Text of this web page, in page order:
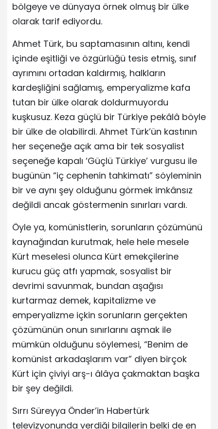
bölgeye ve dünyaya örnek olmuş bir ülke
olarak tarif ediyordu.
Ahmet Türk, bu saptamasının altını, kendi
içinde eşitliği ve özgürlüğü tesis etmiş, sınıf
ayrımını ortadan kaldırmış, halkların
kardeşliğini sağlamış, emperyalizme kafa
tutan bir ülke olarak doldurmuyordu
kuşkusuz. Keza güçlü bir Türkiye pekâlâ böyle
bir ülke de olabilirdi. Ahmet Türk’ün kastının
her seçeneğe açık ama bir tek sosyalist
seçeneğe kapalı ‘Güçlü Türkiye’ vurgusu ile
bugünün “iç cephenin tahkimatı” söyleminin
bir ve aynı şey olduğunu görmek imkânsız
değildi ancak göstermenin sınırları vardı.
Öyle ya, komünistlerin, sorunların çözümünü
kaynağından kurutmak, hele hele mesele
Kürt meselesi olunca Kürt emekçilerine
kurucu güç atfı yapmak, sosyalist bir
devrimi savunmak, bundan aşağısı
kurtarmaz demek, kapitalizme ve
emperyalizme içkin sorunların gerçekten
çözümünün onun sınırlarını aşmak ile
mümkün olduğunu söylemesi, “Benim de
komünist arkadaşlarım var” diyen birçok
Kürt için çiviyi arş-ı âlâya çakmaktan başka
bir şey değildi.
Sırrı Süreyya Önder’in Habertürk
televizyonunda verdiği bilgilerin belki de en